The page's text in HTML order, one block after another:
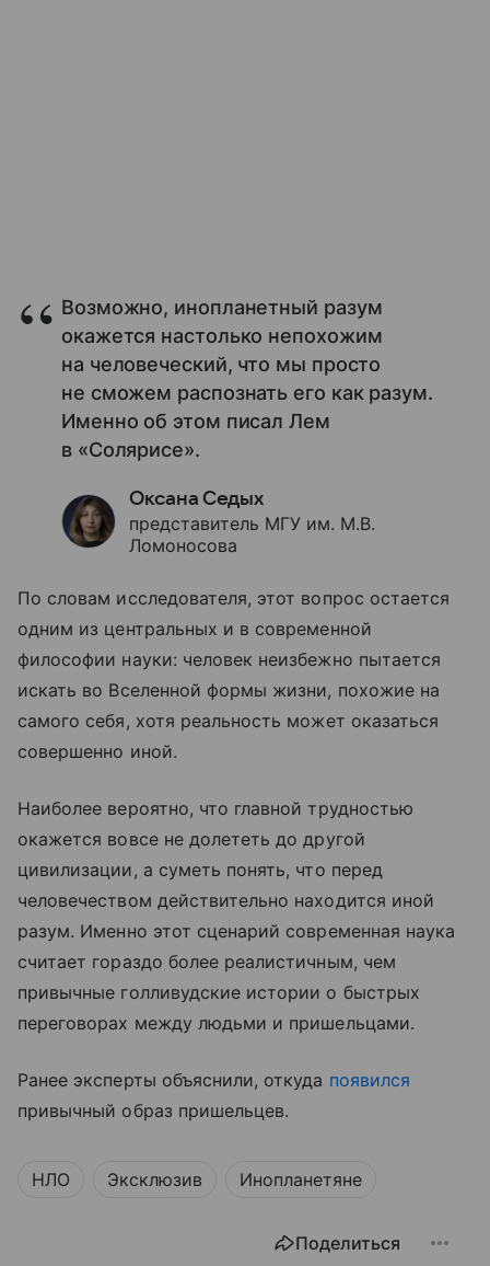
Возможно, инопланетный разум
окажется настолько непохожим
на человеческий, что мы просто
не сможем распознать его как разум.
Именно об этом писал Лем
в «Солярисе».
Оксана Седых
представитель МГУ им. М.В.
Ломоносова
По словам исследователя, этот вопрос остается
одним из центральных и в современной
философии науки: человек неизбежно пытается
искать во Вселенной формы жизни, похожие на
самого себя, хотя реальность может оказаться
совершенно иной.
Наиболее вероятно, что главной трудностью
окажется вовсе не долететь до другой
цивилизации, а суметь понять, что перед
человечеством действительно находится иной
разум. Именно этот сценарий современная наука
считает гораздо более реалистичным, чем
привычные голливудские истории о быстрых
переговорах между людьми и пришельцами.
Ранее эксперты объяснили, откуда появился
привычный образ пришельцев.
НЛО Эксклюзив Инопланетяне
Поделиться